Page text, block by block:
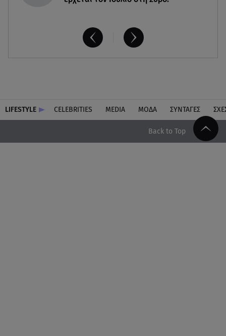
LIFESTYLE CELEBRITIES MEDIA ΜΟΔΑ ΣΥΝΤΑΓΕΣ
Back to Top